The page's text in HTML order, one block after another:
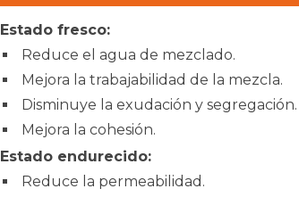
Estado fresco:
Reduce el agua de mezclado.
Mejora la trabajabilidad de la mezcla.
Disminuye la exudación y segregación.
Mejora la cohesión.
Estado endurecido:
Reduce la permeabilidad.